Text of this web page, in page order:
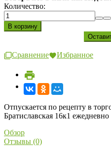
Количество:
Сравнение Избранное
Отпускается по рецепту в
Братиславская 16к1
Обзор
Отзывы (0)